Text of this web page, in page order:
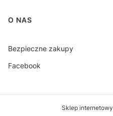
O NAS
Bezpieczne zakupy
Facebook
Sklep internetowy